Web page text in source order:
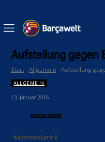
Aufstellung gegen
Start Allgemein Aufstellung
ALLGEMEIN
13. Januar 2016
winniepooh
Kommentare0